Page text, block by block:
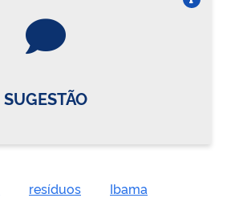
SUGESTÃO
resíduos Ibama